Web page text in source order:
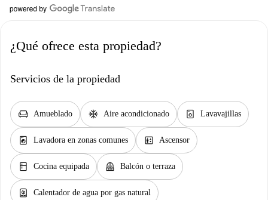
¿Qué ofrece esta propiedad?
Servicios de la propiedad
chair Amueblado ac_unit Aire acondicionado dishwasher_gen Lavavajillas
local_laundry_service Lavadora en zonas comunes elevator Ascensor
kitchen Cocina equipada balcony Balcón o terraza
water_heater Calentador de agua por gas natural